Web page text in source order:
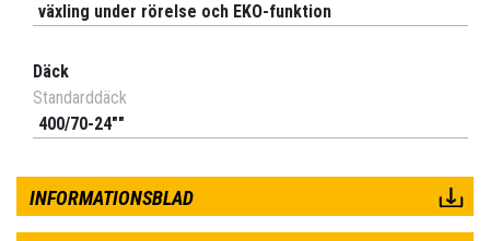
växling under rörelse och EKO-funktion
Däck
Standarddäck
400/70-24""
INFORMATIONSBLAD